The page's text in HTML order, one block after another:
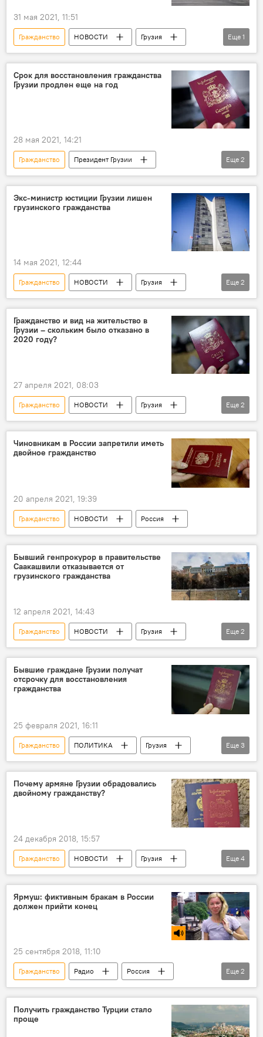
31 мая 2021, 11:51
Гражданство НОВОСТИ
Грузия
ОБЩЕСТВО
Еще 1
Срок для восстановления гражданства
Грузии продлен еще на год
28 мая 2021, 14:21
Гражданство
Президент Грузии
НОВОСТИ
Грузия ПОЛИТИКА
Еще 2
Экс-министр юстиции Грузии лишен
грузинского гражданства
14 мая 2021, 12:44
Гражданство НОВОСТИ
Грузия
ПОЛИТИКА
Зураб Адеишвили
Еще 2
Гражданство и вид на жительство в
Грузии – скольким было отказано в
2020 году?
27 апреля 2021, 08:03
Гражданство НОВОСТИ
Грузия
ПОЛИТИКА
Служба Госбезопасности Грузии
Еще 2
Чиновникам в России запретили иметь
двойное гражданство
20 апреля 2021, 19:39
Гражданство НОВОСТИ Россия
Бывший генпрокурор в правительстве
Саакашвили отказывается от
грузинского гражданства
12 апреля 2021, 14:43
Гражданство НОВОСТИ
Грузия
ПОЛИТИКА
Зураб Адеишвили
Еще 2
Бывшие граждане Грузии получат
отсрочку для восстановления
гражданства
25 февраля 2021, 16:11
Гражданство ПОЛИТИКА
Грузия
НОВОСТИ
Гражданство Грузии
Парламент Грузии
Еще 3
Почему армяне Грузии обрадовались
двойному гражданству?
24 декабря 2018, 15:57
Гражданство НОВОСТИ
Грузия
ОБЩЕСТВО
АНАЛИТИКА
Обзоры
Грузинский паспорт
Еще 4
Ярмуш: фиктивным бракам в России
должен прийти конец
25 сентября 2018, 11:10
Гражданство Радио
Россия
В мире
ОБЩЕСТВО
Еще 2
Получить гражданство Турции стало
проще